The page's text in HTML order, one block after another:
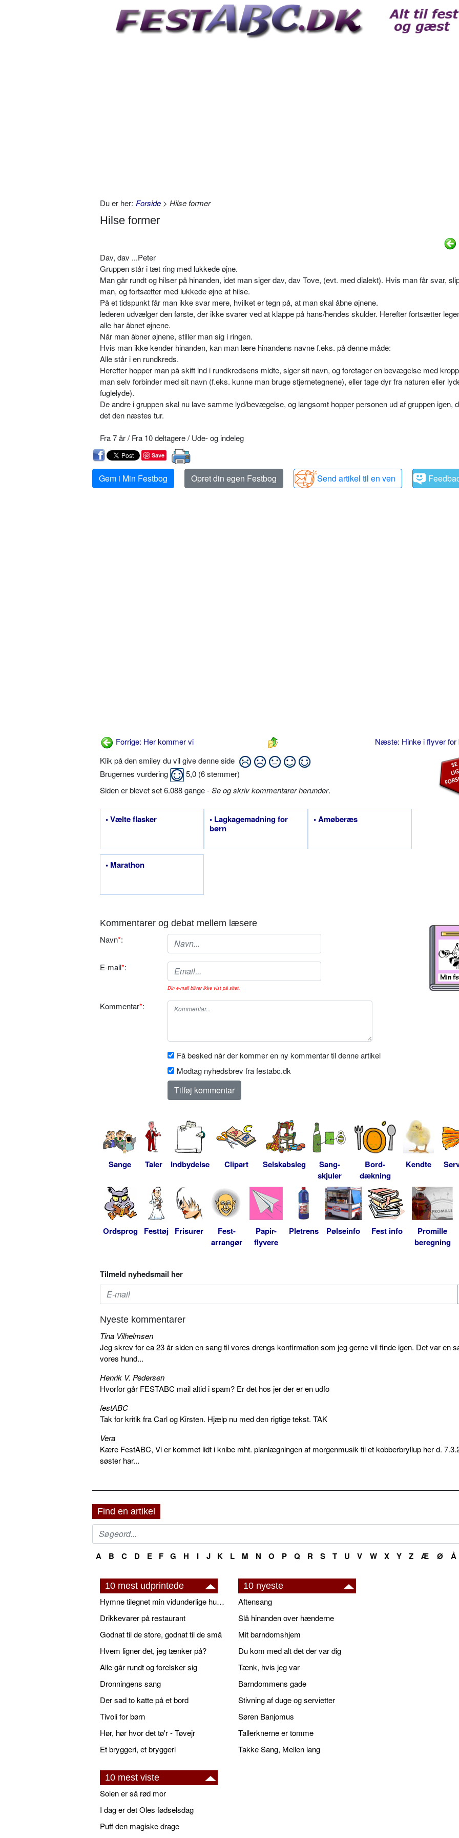
Du er her: Forside > Hilse former
Hilse former
Dav, dav ...Peter
Gruppen står i tæt ring med lukkede øjne.
Man går rundt og hilser på hinanden, idet man siger dav, dav Tove, (evt. med dialekt). Hvis man får svar,
man, og fortsætter med lukkede øjne at hilse.
På et tidspunkt får man ikke svar mere, hvilket er tegn på, at man skal åbne øjnene.
lederen udvælger den første, der ikke svarer ved at klappe på hans/hendes skulder. Herefter fortsætter
alle har åbnet øjnene.
Når man åbner øjnene, stiller man sig i ringen.
Hvis man ikke kender hinanden, kan man lære hinandens navne f.eks. på denne måde:
Alle står i en rundkreds.
Herefter hopper man på skift ind i rundkredsens midte, siger sit navn, og foretager en bevægelse med
man selv forbinder med sit navn (f.eks. kunne man bruge stjernetegnene), eller tage dyr fra naturen eller
fuglelyde).
De andre i gruppen skal nu lave samme lyd/bevægelse, og langsomt hopper personen ud af gruppen igen,
det den næstes tur.
Fra 7 år / Fra 10 deltagere / Ude- og indeleg
Save
Gem i Min Festbog Opret din egen Festbog Send artikel til en ven
Forrige: Her kommer vi
Næste: Hinke i flyver
Klik på den smiley du vil give denne side
Brugernes vurdering
5,0 (6stemmer)
Siden er blevet set 6.088 gange -Se og skriv kommentarer herunder.
• Vælte flasker
• Lagkagemadning for
børn
• Amøberæs
• Marathon
Kommentarer og debat mellem læsere
Navn*:
E-mail*:
Din e-mail bliver ikke vist på sitet.
Kommentar*:
Få besked når der kommer en ny kommentar til denne artikel
Modtag nyhedsbrev fra festabc.dk
Sange Taler Indbydelse Clipart Selskabsleg
Sang-
skjuler
Bord-
dækning
Kendte
Ordsprog Festtøj Frisurer
Fest-
arrangør
Papir-
flyvere
Pletrens Pølseinfo Fest info
Promille
beregning
Tilmeld nyhedsmail her
Nyeste kommentarer
Tina Vilhelmsen
Jeg skrev for ca 23 år siden en sang til vores drengs konfirmation som jeg gerne vil finde igen. Det var en
vores hund...
Henrik V. Pedersen
Hvorfor går FESTABC mail altid i spam? Er det hos jer der er en udfo
festABC
Tak for kritik fra Carl og Kirsten. Hjælp nu med den rigtige tekst. TAK
Vera
Kære FestABC, Vi er kommet lidt i knibe mht. planlægningen af morgenmusik til et kobberbryllup her d.
søster har...
Find en artikel
A B C D E F G H I J K L M N O P Q R S T U V W X Y Z Æ Ø Å
10 mest udprintede
Hymne tilegnet min vidunderlige husbond
Drikkevarer på restaurant
Godnat til de store, godnat til de små
Hvem ligner det, jeg tænker på?
Alle går rundt og forelsker sig
Dronningens sang
Der sad to katte på et bord
Tivoli for børn
Hør, hør hvor det tø'r - Tøvejr
Et bryggeri, et bryggeri
10 nyeste
Aftensang
Slå hinanden over hænderne
Mit barndomshjem
Du kom med alt det der var dig
Tænk, hvis jeg var
Barndommens gade
Stivning af duge og servietter
Søren Banjomus
Tallerknerne er tomme
Takke Sang, Mellen lang
10 mest viste
Solen er så rød mor
I dag er det Oles fødselsdag
Puff den magiske drage